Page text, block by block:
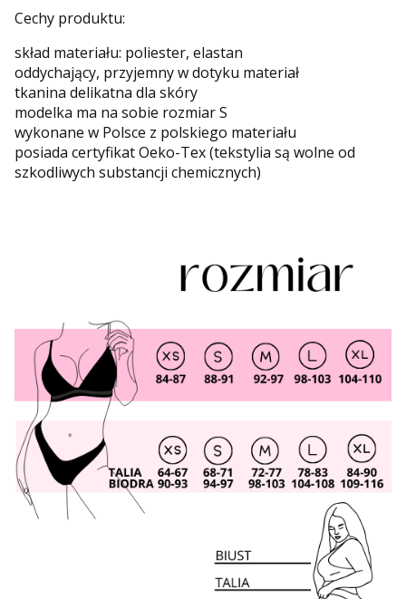
Cechy produktu:
skład materiału: poliester, elastan
oddychający, przyjemny w dotyku materiał
tkanina delikatna dla skóry
modelka ma na sobie rozmiar S
wykonane w Polsce z polskiego materiału
posiada certyfikat Oeko-Tex (tekstylia są wolne od
szkodliwych substancji chemicznych)